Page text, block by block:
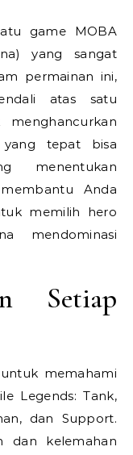
yang sangat
permainan ini,
atas satu
tepat bisa
menentukan
Anda
memilih hero
mendominasi
Setiap
memahami
Legends: Tank,
dan Support.
dan kelemahan